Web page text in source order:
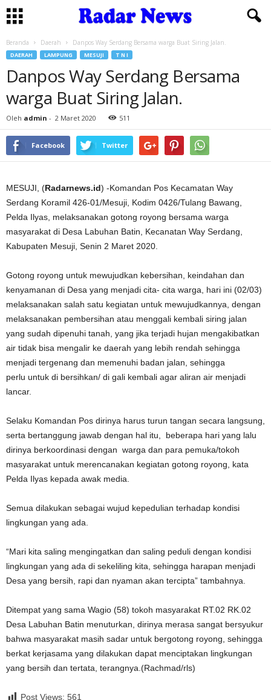
Beranda Daerah Danpos Way Serdang Bersama warga Buat Siring Jalan.
DAERAH LAMPUNG MESUJI T N I
Danpos Way Serdang Bersama
warga Buat Siring Jalan.
Oleh admin - 2 Maret 2020 511
Facebook Twitter
MESUJI, (Radarnews.id) -Komandan Pos Kecamatan Way
Serdang Koramil 426-01/Mesuji, Kodim 0426/Tulang Bawang,
Pelda Ilyas, melaksanakan gotong royong bersama warga
masyarakat di Desa Labuhan Batin, Kecanatan Way Serdang,
Kabupaten Mesuji, Senin 2 Maret 2020.
Gotong royong untuk mewujudkan kebersihan, keindahan dan
kenyamanan di Desa yang menjadi cita- cita warga, hari ini (02/03)
melaksanakan salah satu kegiatan untuk mewujudkannya, dengan
melaksanakan pembersihan atau menggali kembali siring jalan
yang sudah dipenuhi tanah, yang jika terjadi hujan mengakibatkan
air tidak bisa mengalir ke daerah yang lebih rendah sehingga
menjadi tergenang dan memenuhi badan jalan, sehingga
perlu untuk di bersihkan/ di gali kembali agar aliran air menjadi
lancar.
Selaku Komandan Pos dirinya harus turun tangan secara langsung,
serta bertanggung jawab dengan hal itu, beberapa hari yang lalu
dirinya berkoordinasi dengan warga dan para pemuka/tokoh
masyarakat untuk merencanakan kegiatan gotong royong, kata
Pelda Ilyas kepada awak media.
Semua dilakukan sebagai wujud kepedulian terhadap kondisi
lingkungan yang ada.
“Mari kita saling mengingatkan dan saling peduli dengan kondisi
lingkungan yang ada di sekeliling kita, sehingga harapan menjadi
Desa yang bersih, rapi dan nyaman akan tercipta” tambahnya.
Ditempat yang sama Wagio (58) tokoh masyarakat RT.02 RK.02
Desa Labuhan Batin menuturkan, dirinya merasa sangat bersyukur
bahwa masyarakat masih sadar untuk bergotong royong, sehingga
berkat kerjasama yang dilakukan dapat menciptakan lingkungan
yang bersih dan tertata, terangnya.(Rachmad/rls)
Post Views: 561